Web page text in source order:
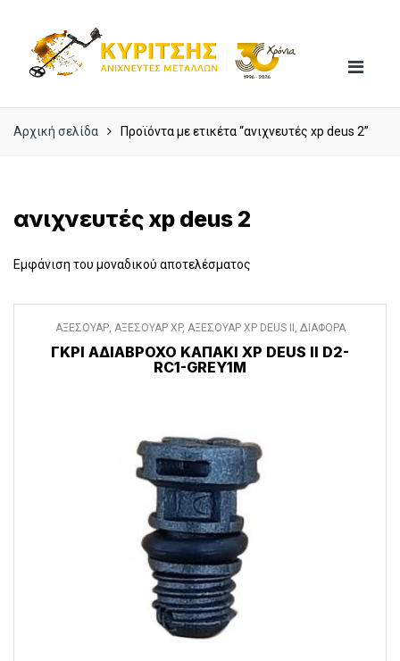
navigation
content
Αρχική σελίδα Προϊόντα με ετικέτα “ανιχνευτές xp deus 2”
ανιχνευτές xp deus 2
Εμφάνιση του μοναδικού αποτελέσματος
ΑΞΕΣΟΥΑΡ, ΑΞΕΣΟΥΑΡ XP, ΑΞΕΣΟΥΑΡ XP DEUS II , ΔΙΑΦΟΡΑ
ΓΚΡΊ ΑΔΙΆΒΡΟΧΟ ΚΑΠΆΚΙ XP DEUS II D2-
RC1-GREY1M